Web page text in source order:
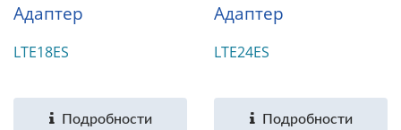
Адаптер
LTE18ES
Подробности
Адаптер
LTE24ES
Подробности